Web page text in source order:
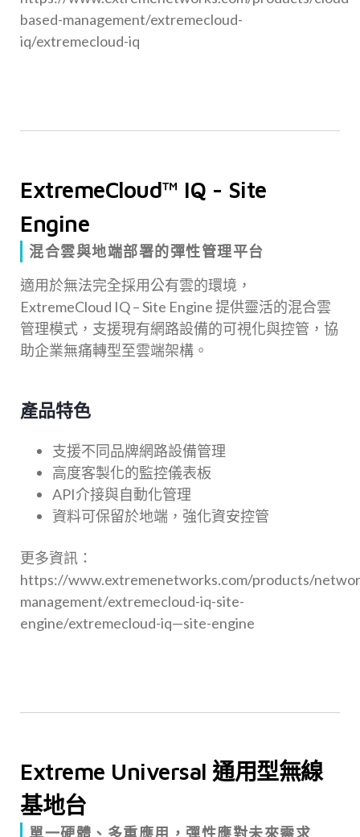
based-management/extremecloud-
iq/extremecloud-iq
ExtremeCloud™ IQ - Site
Engine
混合雲與地端部署的彈性管理平台
適用於無法完全採用公有雲的環境，
ExtremeCloud IQ – Site Engine 提供靈活的混合雲
管理模式，支援現有網路設備的可視化與控管，協
助企業無痛轉型至雲端架構。
產品特色
支援不同品牌網路設備管理
高度客製化的監控儀表板
API介接與自動化管理
資料可保留於地端，強化資安控管
更多資訊：
https://www.extremenetworks.com/products/
management/extremecloud-iq-site-
engine/extremecloud-iq—site-engine
Extreme Universal 通用型無線
基地台
單一硬體、多重應用，彈性應對未來需求